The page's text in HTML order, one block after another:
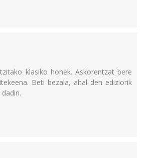
klasiko honek. Askorentzat bere
Beti bezala, ahal den ediziorik